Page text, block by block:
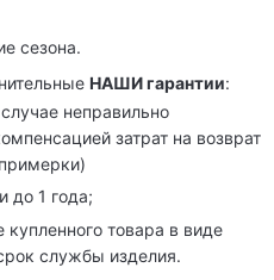
сезона.
НАШИ гарантии:
неправильно
затрат на возврат
до 1 года;
товара в виде
службы изделия.